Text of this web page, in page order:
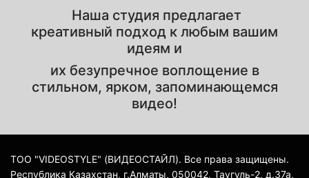
Наша студия предлагает
креативный подход к любым вашим
идеям и
их безупречное воплощение в
стильном, ярком, запоминающемся
видео!
ТОО "VIDEOSTYLE" (ВИДЕОСТАЙЛ). Все права защищены.
Республика Казахстан, г.Алматы, 050042, Таугуль-2, д.37а,